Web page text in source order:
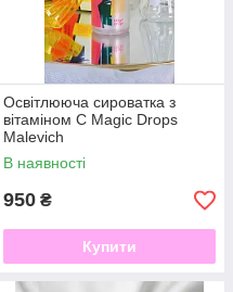
Освітлююча сироватка з
вітаміном С Magic Drops
Malevich
В наявності
950 ₴
Купити